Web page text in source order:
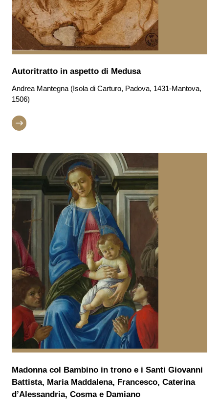
Autoritratto in aspetto di Medusa
Andrea Mantegna (Isola di Carturo, Padova, 1431-Mantova,
1506)
Madonna col Bambino in trono e i Santi Giovanni
Battista, Maria Maddalena, Francesco, Caterina
d’Alessandria, Cosma e Damiano